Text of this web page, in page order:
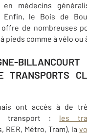
médecins
Enfin, le Bois de
de nombreuses
pieds comme à vélo ou
TRANSPORTS
ont accès à de
transport : les
RER, Métro, Tram), la